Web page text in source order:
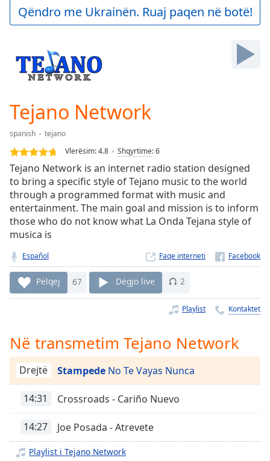
Play
Video
Forward
Current
Time0:00
Duration
-:-
Loaded:
0.00%
Stream
TypeLIVE
Seek to
live,
currently
behind
Remaining
Time-
Chapters
Chapters
Descriptions
descriptions
off,
selected
Qëndro me Ukrainën. Ruaj paqen në botë!
Tejano Network
spanish
tejano
Vlerësim:4.8 Shqyrtime:6
Tejano Network is an internet radio station designed
to bring a specific style of Tejano music to the world
through a programmed format with music and
entertainment. The main goal and mission is to inform
those who do not know what La Onda Tejana style of
musica is
Español Faqe interneti
Pëlqej 67 Dëgjo live 2
Playlist Kontaktet
Në transmetim Tejano Network
Drejtë Stampede No Te Vayas Nunca
14:31 Crossroads - Cariño Nuevo
14:27 Joe Posada - Atrevete
Playlist i Tejano Network